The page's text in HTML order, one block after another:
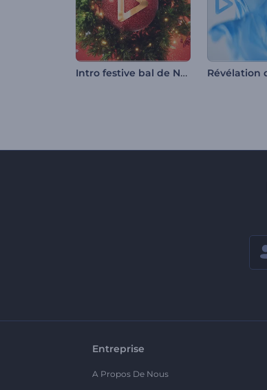
Intro festive bal de Noël
Entreprise
A Propos De Nous